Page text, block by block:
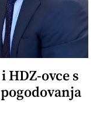
HDZ-ovce s